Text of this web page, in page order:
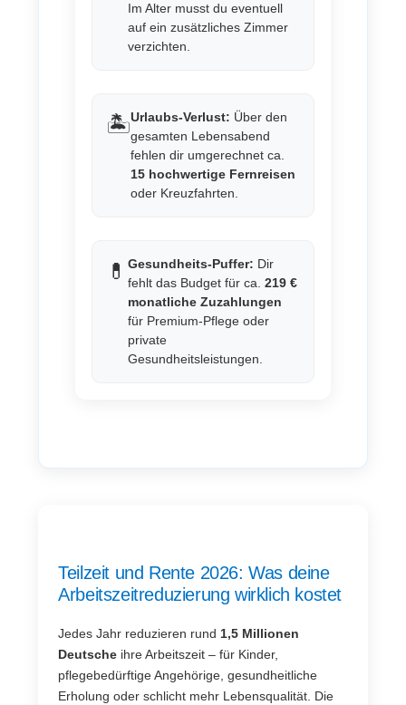
Im Alter musst du eventuell
auf ein zusätzliches Zimmer
verzichten.
🏝️Urlaubs-Verlust: Über den
gesamten Lebensabend
fehlen dir umgerechnet ca.
15 hochwertige Fernreisen
oder Kreuzfahrten.
💊 Gesundheits-Puffer: Dir
fehlt das Budget für ca. 219 €
monatliche Zuzahlungen
für Premium-Pflege oder
private
Gesundheitsleistungen.
Teilzeit und Rente 2026: Was deine
Arbeitszeitreduzierung wirklich kostet
Jedes Jahr reduzieren rund 1,5 Millionen
Deutsche ihre Arbeitszeit – für Kinder,
pflegebedürftige Angehörige, gesundheitliche
Erholung oder schlicht mehr Lebensqualität. Die